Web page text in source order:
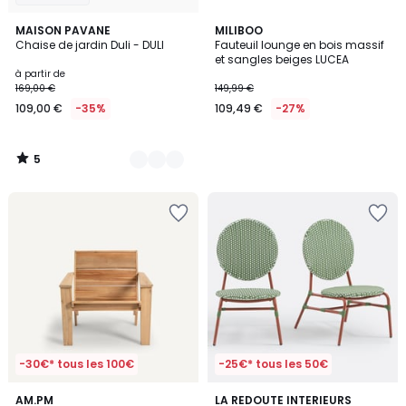
MAISON PAVANE
Chaise de jardin Duli - DULI
à partir de
169,00 €
109,00 € -35%
5
/
5
Couleurs
5
/
MILIBOO
Fauteuil lounge en bois massif
et sangles beiges LUCEA
149,99 €
109,49 € -27%
-30€* tous les 100€
AM.PM
4
-25€* tous les 50€
LA REDOUTE INTERIEURS
5